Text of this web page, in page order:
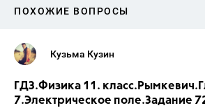
ПОХОЖИЕ ВОПРОСЫ
Кузьма Кузин
ГДЗ.Физика 11.
7.Электрическое поле.Задание